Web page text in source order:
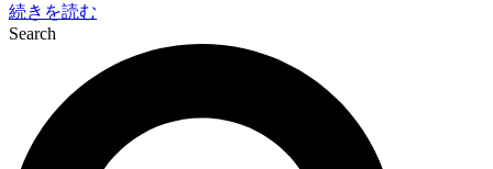
続きを読む
Search